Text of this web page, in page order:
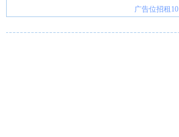
广告位招租